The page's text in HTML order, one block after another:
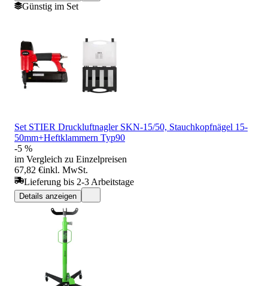
Günstig im Set
Set STIER Druckluftnagler SKN-15/50, Stauchkopfnägel 15-
50mm+Heftklammern Typ90
-5 %
im Vergleich zu Einzelpreisen
67,82 €inkl. MwSt.
Lieferung bis 2-3 Arbeitstage
Details anzeigen